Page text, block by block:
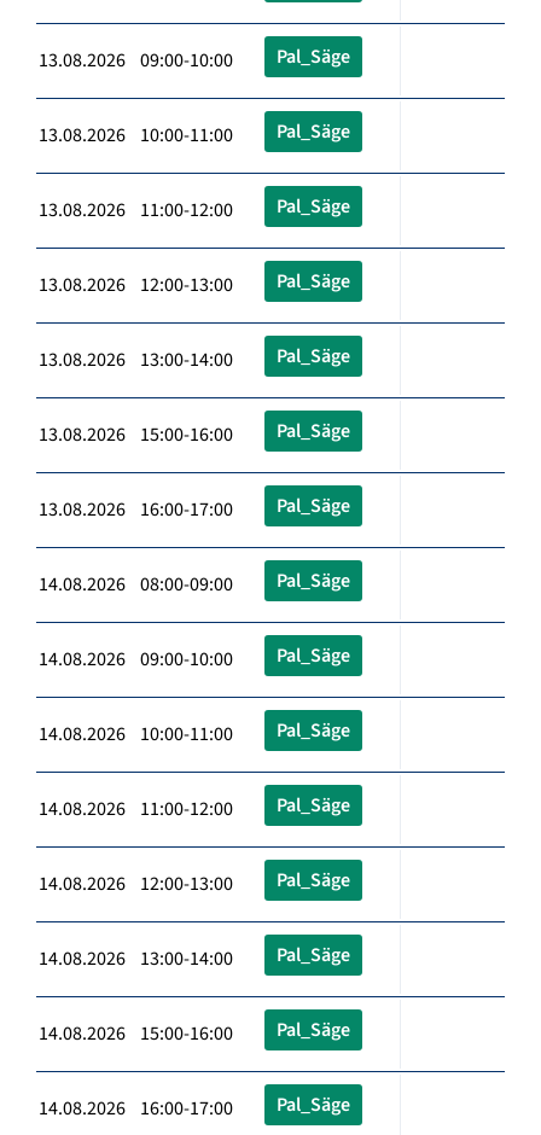
13.08.2026 09:00-10:00 Pal_Säge
13.08.2026 10:00-11:00 Pal_Säge
13.08.2026 11:00-12:00 Pal_Säge
13.08.2026 12:00-13:00 Pal_Säge
13.08.2026 13:00-14:00 Pal_Säge
13.08.2026 15:00-16:00 Pal_Säge
13.08.2026 16:00-17:00 Pal_Säge
14.08.2026 08:00-09:00 Pal_Säge
14.08.2026 09:00-10:00 Pal_Säge
14.08.2026 10:00-11:00 Pal_Säge
14.08.2026 11:00-12:00 Pal_Säge
14.08.2026 12:00-13:00 Pal_Säge
14.08.2026 13:00-14:00 Pal_Säge
14.08.2026 15:00-16:00 Pal_Säge
14.08.2026 16:00-17:00 Pal_Säge